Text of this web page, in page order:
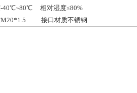
-40℃~80℃ 相对湿度≤80%
M20*1.5 接口材质不锈钢